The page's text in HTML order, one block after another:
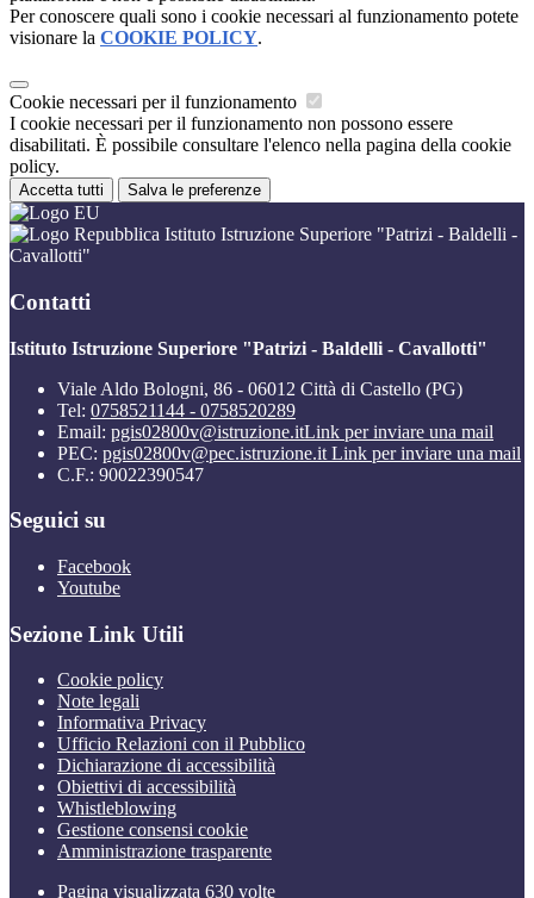
Per conoscere quali sono i cookie necessari al funzionamento potete
visionare la COOKIE POLICY.
Cookie necessari per il funzionamento
I cookie necessari per il funzionamento non possono essere
disabilitati. È possibile consultare l'elenco nella pagina della cookie
policy.
Accetta tutti Salva le preferenze
Istituto Istruzione Superiore "Patrizi - Baldelli -
Cavallotti"
Contatti
Istituto Istruzione Superiore "Patrizi - Baldelli - Cavallotti"
Viale Aldo Bologni, 86 - 06012 Città di Castello (PG)
Tel: 0758521144 - 0758520289
Email: pgis02800v@istruzione.itLink per inviare una mail
PEC: pgis02800v@pec.istruzione.it Link per inviare una mail
C.F.: 90022390547
Seguici su
Facebook
Youtube
Sezione Link Utili
Cookie policy
Note legali
Informativa Privacy
Ufficio Relazioni con il Pubblico
Dichiarazione di accessibilità
Obiettivi di accessibilità
Whistleblowing
Gestione consensi cookie
Amministrazione trasparente
Pagina visualizzata 630 volte